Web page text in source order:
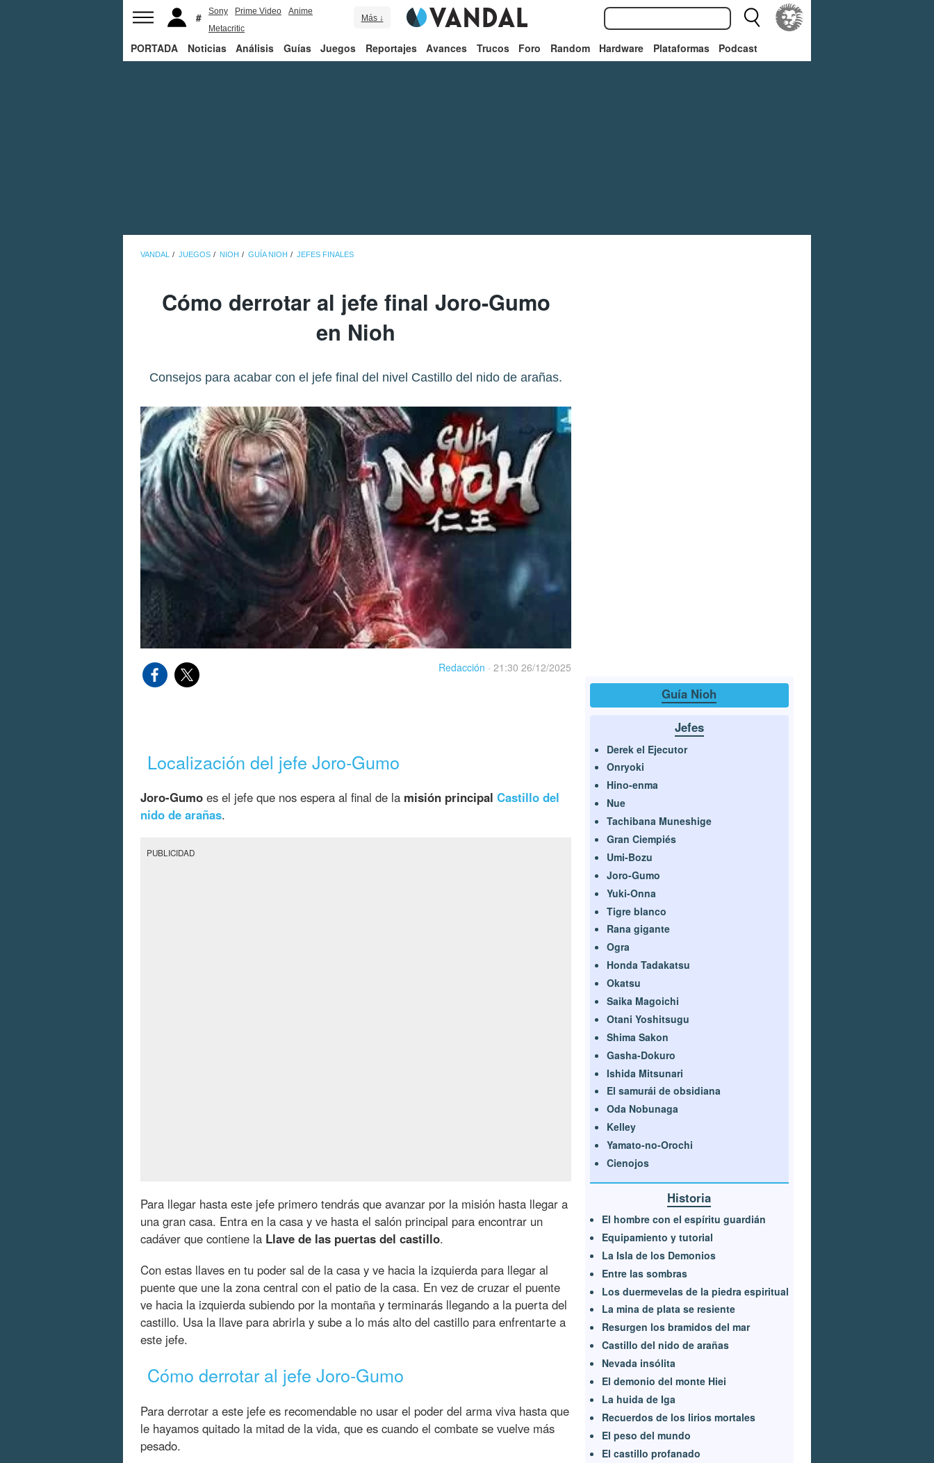
Sony Prime Video
Anime
Metacritic
Más ↓
PORTADA Noticias Análisis Guías Juegos Reportajes Avances Trucos Foro Random Hardware Plataformas Podcast
VANDAL JUEGOS NIOH GUÍA NIOH JEFES FINALES
Cómo derrotar al jefe final Joro-Gumo
en Nioh
Consejos para acabar con el jefe final del nivel Castillo del nido de arañas.
Redacción · 21:30 26/12/2025
Localización del jefe Joro-Gumo
Joro-Gumo es el jefe que nos espera al final de la misión principal Castillo del
nido de arañas.
PUBLICIDAD
Para llegar hasta este jefe primero tendrás que avanzar por la misión hasta llegar a
una gran casa. Entra en la casa y ve hasta el salón principal para encontrar un
cadáver que contiene la Llave de las puertas del castillo.
Con estas llaves en tu poder sal de la casa y ve hacia la izquierda para llegar al
puente que une la zona central con el patio de la casa. En vez de cruzar el puente
ve hacia la izquierda subiendo por la montaña y terminarás llegando a la puerta del
castillo. Usa la llave para abrirla y sube a lo más alto del castillo para enfrentarte a
este jefe.
Cómo derrotar al jefe Joro-Gumo
Para derrotar a este jefe es recomendable no usar el poder del arma viva hasta que
le hayamos quitado la mitad de la vida, que es cuando el combate se vuelve más
pesado.
Guía Nioh
Jefes
Derek el Ejecutor
Onryoki
Hino-enma
Nue
Tachibana Muneshige
Gran Ciempiés
Umi-Bozu
Joro-Gumo
Yuki-Onna
Tigre blanco
Rana gigante
Ogra
Honda Tadakatsu
Okatsu
Saika Magoichi
Otani Yoshitsugu
Shima Sakon
Gasha-Dokuro
Ishida Mitsunari
El samurái de obsidiana
Oda Nobunaga
Kelley
Yamato-no-Orochi
Cienojos
Historia
El hombre con el espíritu guardián
Equipamiento y tutorial
La Isla de los Demonios
Entre las sombras
Los duermevelas de la piedra espiritual
La mina de plata se resiente
Resurgen los bramidos del mar
Castillo del nido de arañas
Nevada insólita
El demonio del monte Hiei
La huida de Iga
Recuerdos de los lirios mortales
El peso del mundo
El castillo profanado